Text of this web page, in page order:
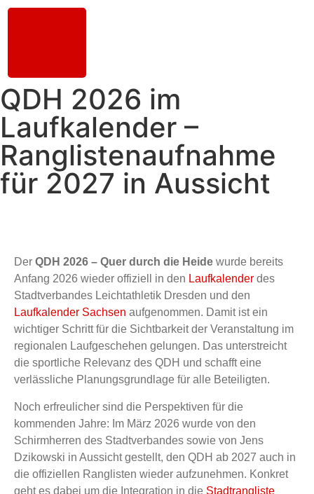
QDH 2026 im
Laufkalender –
Ranglistenaufnahme
für 2027 in Aussicht
Der QDH 2026 – Quer durch die Heide wurde bereits
Anfang 2026 wieder offiziell in den Laufkalender des
Stadtverbandes Leichtathletik Dresden und den
Laufkalender Sachsen aufgenommen. Damit ist ein
wichtiger Schritt für die Sichtbarkeit der Veranstaltung im
regionalen Laufgeschehen gelungen. Das unterstreicht
die sportliche Relevanz des QDH und schafft eine
verlässliche Planungsgrundlage für alle Beteiligten.
Noch erfreulicher sind die Perspektiven für die
kommenden Jahre: Im März 2026 wurde von den
Schirmherren des Stadtverbandes sowie von Jens
Dzikowski in Aussicht gestellt, den QDH ab 2027 auch in
die offiziellen Ranglisten wieder aufzunehmen. Konkret
geht es dabei um die Integration in die Stadtrangliste